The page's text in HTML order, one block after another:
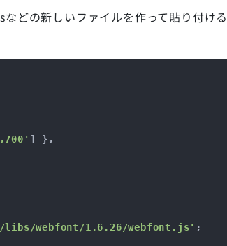
どの新しいファイルを作って貼り付ける
] },
webfont/1.6.26/webfont.js' ;